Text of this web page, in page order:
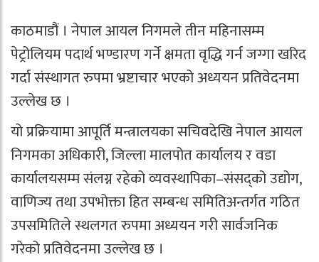
काठमाडौं । नेपाल आयल निगमले तीन महिनासम्म
पेट्रोलियम पदार्थ भण्डारण गर्ने क्षमता वृद्धि गर्न जग्गा खरिद
गर्दा संस्थागत रुपमा भ्रष्टाचार भएको अध्ययन प्रतिवेदनमा
उल्लेख छ ।
यो प्रक्रियामा आपूर्ति मन्त्रालयका सचिवदेखि नेपाल आयल
निगमका अधिकारी, जिल्ला मालपोत कार्यालय र वडा
कार्यालयसम्म संलग्न रहेको व्यवस्थापिका–संसद्को उद्योग,
वाणिज्य तथा उपभोक्ता हित सम्बन्ध समितिअन्तर्गत गठित
उपसमितिले स्थलगत रुपमा अध्ययन गरी सार्वजनिक
गरेको प्रतिवेदनमा उल्लेख छ ।